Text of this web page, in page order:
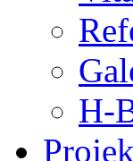
H-